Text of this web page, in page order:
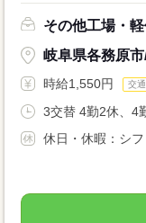
その他工場・
岐阜県各務原
時給1,550円 交
3交替 4勤2休、4
休日・休暇：シ